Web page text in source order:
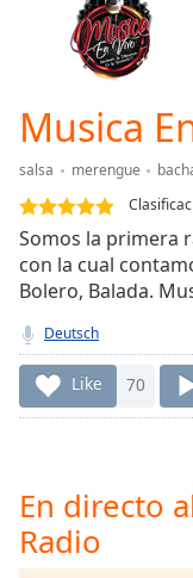
Backward
Current
Time 0:00
Loaded:
0.00%
Stream
TypeLIVE
live,
currently
behind
LIVE
Remaining
Playback
Rate
Musica
salsa merengue
Somos la primera
con la cual
Bolero, Balada.
Deutsch
Like 70
En directo
Radio